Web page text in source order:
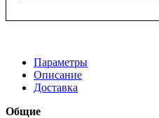
Параметры
Описание
Доставка
Общие